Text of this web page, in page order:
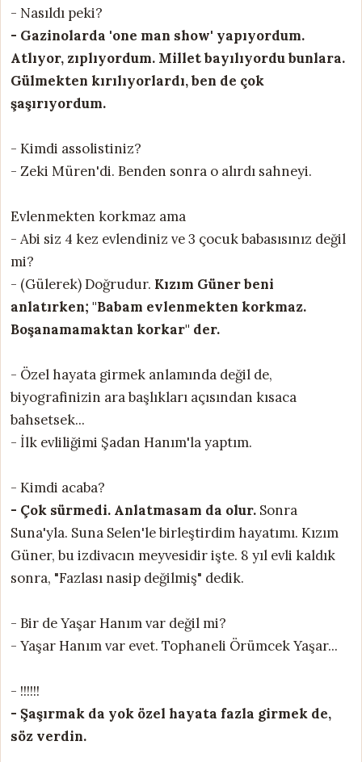
- Nasıldı peki?
- Gazinolarda 'one man show' yapıyordum.
Atlıyor, zıplıyordum. Millet bayılıyordu bunlara.
Gülmekten kırılıyorlardı, ben de çok
şaşırıyordum.
- Kimdi assolistiniz?
- Zeki Müren'di. Benden sonra o alırdı sahneyi.
Evlenmekten korkmaz ama
- Abi siz 4 kez evlendiniz ve 3 çocuk babasısınız değil
mi?
- (Gülerek) Doğrudur. Kızım Güner beni
anlatırken; "Babam evlenmekten korkmaz.
Boşanamamaktan korkar" der.
- Özel hayata girmek anlamında değil de,
biyografinizin ara başlıkları açısından kısaca
bahsetsek...
- İlk evliliğimi Şadan Hanım'la yaptım.
- Kimdi acaba?
- Çok sürmedi. Anlatmasam da olur. Sonra
Suna'yla. Suna Selen'le birleştirdim hayatımı. Kızım
Güner, bu izdivacın meyvesidir işte. 8 yıl evli kaldık
sonra, "Fazlası nasip değilmiş" dedik.
- Bir de Yaşar Hanım var değil mi?
- Yaşar Hanım var evet. Tophaneli Örümcek Yaşar...
- !!!!!!
- Şaşırmak da yok özel hayata fazla girmek de,
söz verdin.